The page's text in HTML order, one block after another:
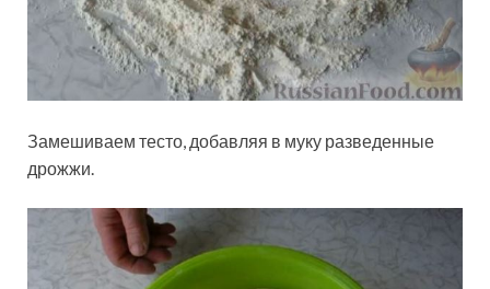
Замешиваем тесто, добавляя в муку разведенные
дрожжи.